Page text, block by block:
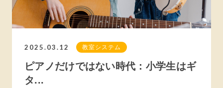
2025.03.12 教室システム
ピアノだけではない時代：小学生はギ
タ...